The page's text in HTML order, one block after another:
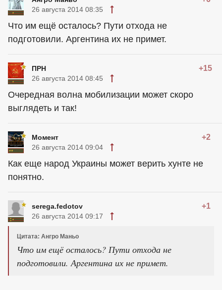
26 августа 2014 08:35
Что им ещё осталось? Пути отхода не
подготовили. Аргентина их не примет.
ПРН +15
26 августа 2014 08:45
Очередная волна мобилизации может скоро
выглядеть и так!
Момент +2
26 августа 2014 09:04
Как еще народ Украины может верить хунте не
понятно.
serega.fedotov +1
26 августа 2014 09:17
Цитата: Ангро Маньо
Что им ещё осталось? Пути отхода не
подготовили. Аргентина их не примет.